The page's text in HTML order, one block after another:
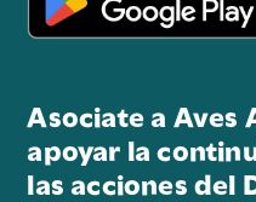
Asociate a Aves
apoyar la
las acciones del